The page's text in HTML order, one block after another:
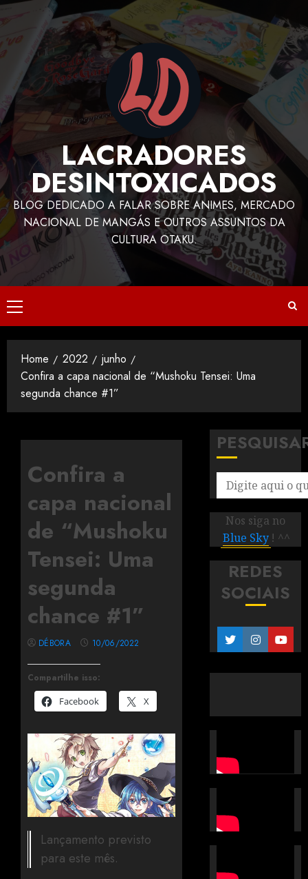
LACRADORES
DESINTOXICADOS
BLOG DEDICADO A FALAR SOBRE ANIMES, MERCADO
NACIONAL DE MANGÁS E OUTROS ASSUNTOS DA
CULTURA OTAKU.
Home 2022
junho
Confira a capa nacional de “Mushoku Tensei: Uma
segunda chance #1”
Confira a
capa nacional
de “Mushoku
Tensei: Uma
segunda
chance #1”
Compartilhe isso:
Facebook
X
DÉBORA 10/06/2022
Lançamento previsto
para este mês.
Nos siga no
Blue Sky ! ^^
REDES
SOCIAIS